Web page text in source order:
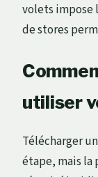
volets impose
de stores
utiliser
Télécharger
étape, mais la